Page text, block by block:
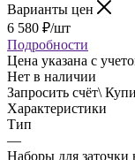
Варианты цен
6 580 ₽/шт
Подробности
Цена указана с
Нет в наличии
Запросить счёт\
Характеристики
Тип
—
Наборы для